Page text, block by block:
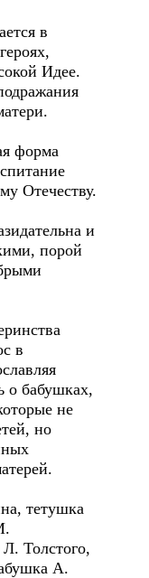
в
Идее.
форма
Отечеству.
и
порой
в
о бабушках,
не
но
тетушка
Толстого,
А.